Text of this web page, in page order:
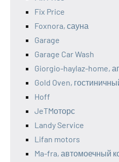
Fix Price
Foxnora, сауна
Garage
Garage Car Wash
Giorgio-haylaz-home,
Gold Oven,
Hoff
JeTMоторс
Landy Service
Lifan motors
Ma-fra, автомоечный